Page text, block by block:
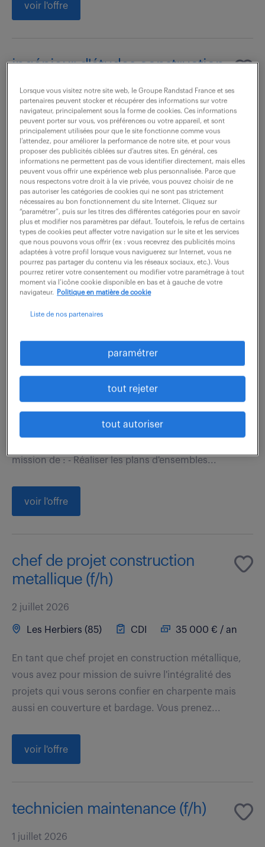
voir l'offre
ingénieur d'études construction
métallique (f/h)
2 juillet 2026
Les Herbiers (85) CDI 35 000 € / an
En tant qu'ingénieur structure H/F, vous avez pour
mission de : - Suivre l'intégralité des projets que nous
vous confierons en charpente mais aussi en
couverture et bardage. - Prendre en charge la...
voir l'offre
dessinateur projeteur structure
CDI
En tant que Dessinateur, intégré(e) au bureau
d'études, et en lien avec les ingénieurs chargés du
mission de : - Réaliser les plans d'ensembles...
voir l'offre
chef de projet construction
metallique (f/h)
2 juillet 2026
Les Herbiers (85) CDI 35 000 € / an
En tant que chef projet en construction métallique,
vous avez pour mission de suivre l'intégralité des
projets qui vous serons confier en charpente mais
aussi en couverture et bardage. Vous prenez...
voir l'offre
technicien maintenance (f/h)
1 juillet 2026
Lorsque vous visitez notre site web, le Groupe Randstad France et ses
partenaires peuvent stocker et récupérer des informations sur votre
navigateur, principalement sous la forme de cookies. Ces informations
peuvent porter sur vous, vos préférences ou votre appareil, et sont
principalement utilisées pour que le site fonctionne comme vous
l’attendez, pour améliorer la performance de notre site, et pour vous
proposer des publicités ciblées sur d’autres sites. En général, ces
informations ne permettent pas de vous identifier directement, mais elles
peuvent vous offrir une expérience web plus personnalisée. Parce que
nous respectons votre droit à la vie privée, vous pouvez choisir de ne
pas autoriser les catégories de cookies qui ne sont pas strictement
nécessaires au bon fonctionnement du site Internet. Cliquez sur
“paramétrer”, puis sur les titres des différentes catégories pour en savoir
plus et modifier nos paramètres par défaut. Toutefois, le refus de certains
types de cookies peut affecter votre navigation sur le site et les services
que nous pouvons vous offrir (ex : vous recevrez des publicités moins
adaptées à votre profil lorsque vous naviguerez sur Internet, vous ne
pourrez pas partager du contenu via les réseaux sociaux, etc.). Vous
pourrez retirer votre consentement ou modifier votre paramétrage à tout
moment via l’icône cookie disponible en bas et à gauche de votre
navigateur.
Politique en matière de cookie
Liste de nos partenaires
paramétrer
tout rejeter
tout autoriser